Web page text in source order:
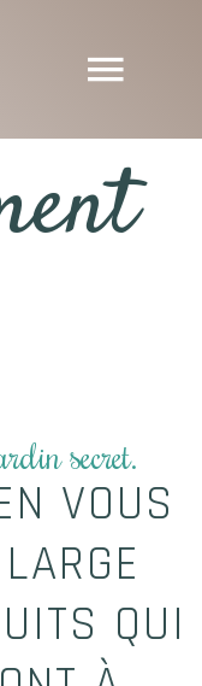
secret.
VOUS
QUI